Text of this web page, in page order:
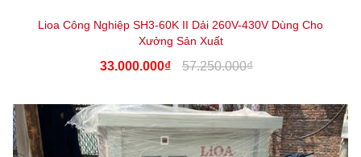
Lioa Công Nghiệp SH3-60K II Dải 260V-430V Dùng Cho
Xưởng Sản Xuất
33.000.000₫ 57.250.000₫